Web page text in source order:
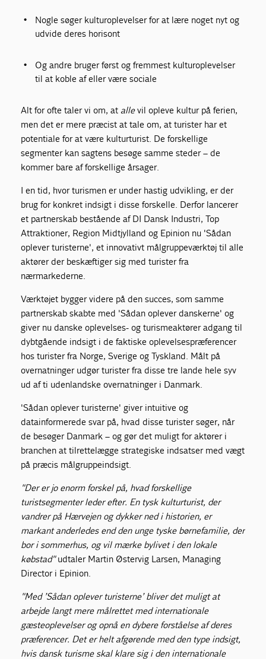
Nogle søger kulturoplevelser for at lære noget nyt og
udvide deres horisont
Og andre bruger først og fremmest kulturoplevelser
til at koble af eller være sociale
Alt for ofte taler vi om, at allevil opleve kultur på ferien,
men det er mere præcist at tale om, at turister har et
potentiale for at være kulturturist. De forskellige
segmenter kan sagtens besøge samme steder – de
kommer bare af forskellige årsager.
I en tid, hvor turismen er under hastig udvikling, er der
brug for konkret indsigt i disse forskelle. Derfor lancerer
et partnerskab bestående af DI Dansk Industri, Top
Attraktioner, Region Midtjylland og Epinion nu 'Sådan
oplever turisterne', et innovativt målgruppeværktøj til alle
aktører der beskæftiger sig med turister fra
nærmarkederne.
Værktøjet bygger videre på den succes, som samme
partnerskab skabte med 'Sådan oplever danskerne' og
giver nu danske oplevelses- og turismeaktører adgang til
dybtgående indsigt i de faktiske oplevelsespræferencer
hos turister fra Norge, Sverige og Tyskland. Målt på
overnatninger udgør turister fra disse tre lande hele syv
ud af ti udenlandske overnatninger i Danmark.
'Sådan oplever turisterne' giver intuitive og
datainformerede svar på, hvad disse turister søger, når
de besøger Danmark – og gør det muligt for aktører i
branchen at tilrettelægge strategiske indsatser med vægt
på præcis målgruppeindsigt.
"Der er jo enorm forskel på, hvad forskellige
turistsegmenter leder efter. En tysk kulturturist, der
vandrer på Hærvejen og dykker ned i historien, er
markant anderledes end den unge tyske børnefamilie, der
bor i sommerhus, og vil mærke bylivet i den lokale
købstad"udtaler Martin Østervig Larsen, Managing
Director i Epinion.
"Med ’Sådan oplever turisterne’ bliver det muligt at
arbejde langt mere målrettet med internationale
gæsteoplevelser og opnå en dybere forståelse af deres
præferencer. Det er helt afgørende med den type indsigt,
hvis dansk turisme skal klare sig i den internationale